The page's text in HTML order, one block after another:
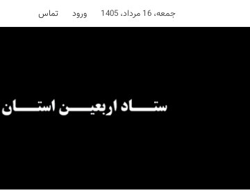
جمعه، 16 مرداد، 1405 ورود تماس